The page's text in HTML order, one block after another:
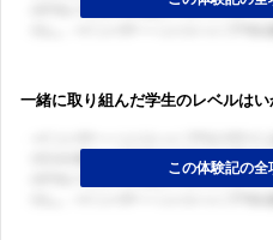
一緒に取り組んだ学生のレベルはい